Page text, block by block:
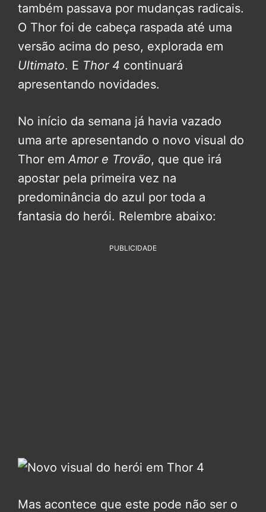
também passava por mudanças radicais.
O Thor foi de cabeça raspada até uma
versão acima do peso, explorada em
Ultimato. E Thor 4 continuará
apresentando novidades.
No início da semana já havia vazado
uma arte apresentando o novo visual do
Thor em Amor e Trovão, que que irá
apostar pela primeira vez na
predominância do azul por toda a
fantasia do herói. Relembre abaixo:
PUBLICIDADE
Mas acontece que este pode não ser o